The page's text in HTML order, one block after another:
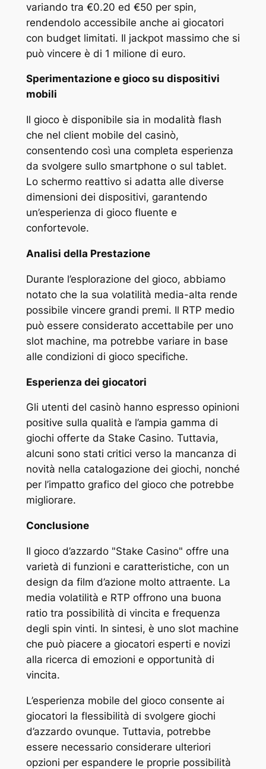
variando tra €0.20 ed €50 per spin,
rendendolo accessibile anche ai giocatori
con budget limitati. Il jackpot massimo che si
può vincere è di 1 milione di euro.
Sperimentazione e gioco su dispositivi
mobili
Il gioco è disponibile sia in modalità flash
che nel client mobile del casinò,
consentendo così una completa esperienza
da svolgere sullo smartphone o sul tablet.
Lo schermo reattivo si adatta alle diverse
dimensioni dei dispositivi, garantendo
un’esperienza di gioco fluente e
confortevole.
Analisi della Prestazione
Durante l’esplorazione del gioco, abbiamo
notato che la sua volatilità media-alta rende
possibile vincere grandi premi. Il RTP medio
può essere considerato accettabile per uno
slot machine, ma potrebbe variare in base
alle condizioni di gioco specifiche.
Esperienza dei giocatori
Gli utenti del casinò hanno espresso opinioni
positive sulla qualità e l’ampia gamma di
giochi offerte da Stake Casino. Tuttavia,
alcuni sono stati critici verso la mancanza di
novità nella catalogazione dei giochi, nonché
per l’impatto grafico del gioco che potrebbe
migliorare.
Conclusione
Il gioco d’azzardo "Stake Casino" offre una
varietà di funzioni e caratteristiche, con un
design da film d’azione molto attraente. La
media volatilità e RTP offrono una buona
ratio tra possibilità di vincita e frequenza
degli spin vinti. In sintesi, è uno slot machine
che può piacere a giocatori esperti e novizi
alla ricerca di emozioni e opportunità di
vincita.
L’esperienza mobile del gioco consente ai
giocatori la flessibilità di svolgere giochi
d’azzardo ovunque. Tuttavia, potrebbe
essere necessario considerare ulteriori
opzioni per espandere le proprie possibilità